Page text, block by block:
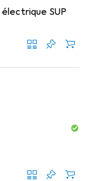
électrique SUP